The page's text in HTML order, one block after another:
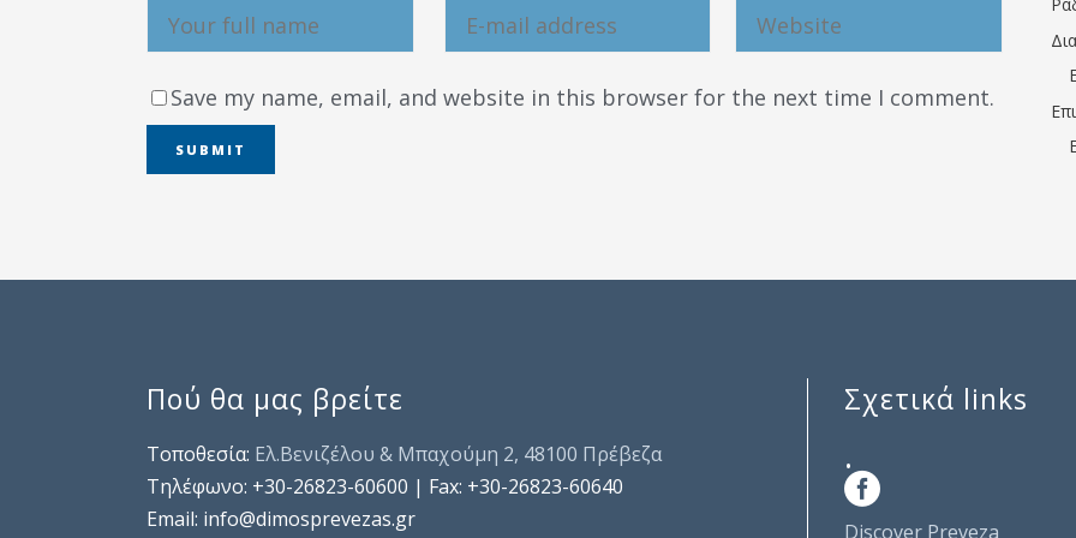
Save my name, email, and website in this browser for the next time I comment.
Πού θα μας βρείτε
Τοποθεσία: Ελ.Βενιζέλου & Μπαχούμη 2, 48100 Πρέβεζα
Τηλέφωνo: +30-26823-60600 | Fax: +30-26823-60640
Email: info@dimosprevezas.gr
Σχετικά links
.
Discover Preveza